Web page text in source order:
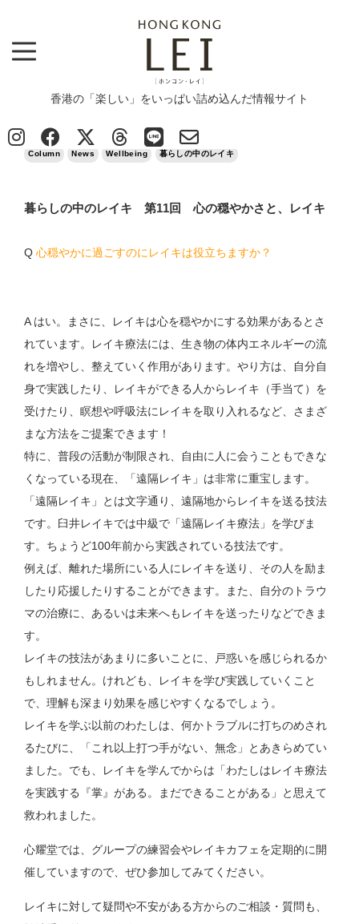
香港の「楽しい」をいっぱい詰め込んだ情報サイト
Column > 暮らしの中のレイキ 第11回 心の穏やかさと、レイキ
Column News Wellbeing 暮らしの中のレイキ
暮らしの中のレイキ 第11回 心の穏やかさと、レイキ
Q心穏やかに過ごすのにレイキは役立ちますか？
A はい。まさに、レイキは心を穏やかにする効果があるとさ
れています。レイキ療法には、生き物の体内エネルギーの流
れを増やし、整えていく作用があります。やり方は、自分自
身で実践したり、レイキができる人からレイキ（手当て）を
受けたり、瞑想や呼吸法にレイキを取り入れるなど、さまざ
まな方法をご提案できます！
特に、普段の活動が制限され、自由に人に会うこともできな
くなっている現在、「遠隔レイキ」は非常に重宝します。
「遠隔レイキ」とは文字通り、遠隔地からレイキを送る技法
です。臼井レイキでは中級で「遠隔レイキ療法」を学びま
す。ちょうど100年前から実践されている技法です。
例えば、離れた場所にいる人にレイキを送り、その人を励ま
したり応援したりすることができます。また、自分のトラウ
マの治療に、あるいは未来へもレイキを送ったりなどできま
す。
レイキの技法があまりに多いことに、戸惑いを感じられるか
もしれません。けれども、レイキを学び実践していくこと
で、理解も深まり効果を感じやすくなるでしょう。
レイキを学ぶ以前のわたしは、何かトラブルに打ちのめされ
るたびに、「これ以上打つ手がない、無念」とあきらめてい
ました。でも、レイキを学んでからは「わたしはレイキ療法
を実践する『掌』がある。まだできることがある」と思えて
救われました。
心耀堂では、グループの練習会やレイキカフェを定期的に開
催していますので、ぜひ参加してみてください。
レイキに対して疑問や不安がある方からのご相談・質問も、